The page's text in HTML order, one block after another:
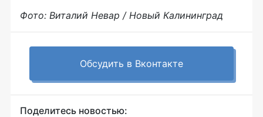
Фото: Виталий Невар / Новый Калининград
Обсудить в Вконтакте
Поделитесь новостью: